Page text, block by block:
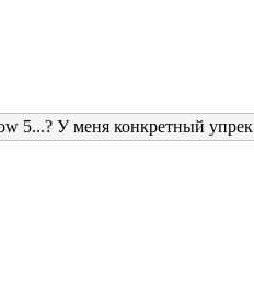
5...? У меня конкретный упрек